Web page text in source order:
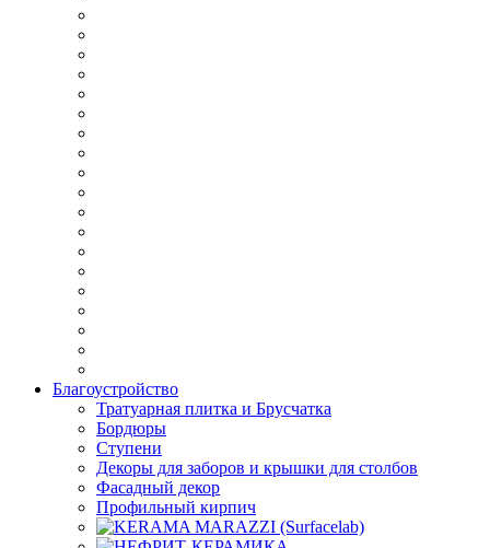
Благоустройство
Тратуарная плитка и Брусчатка
Бордюры
Ступени
Декоры для заборов и крышки для столбов
Фасадный декор
Профильный кирпич